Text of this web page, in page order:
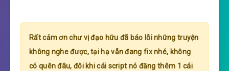
Rất cảm ơn chư vị đạo hữu đã báo lỗi những truyện
không nghe được, tại hạ vẫn đang fix nhé, không
có quên đâu, đôi khi cái script nó đăng thêm 1 cái